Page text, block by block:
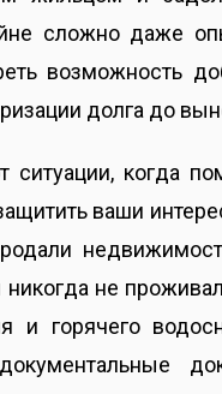
сложно даже
возможность
долга до
ситуации, когда
ваши
никогда не
и горячего